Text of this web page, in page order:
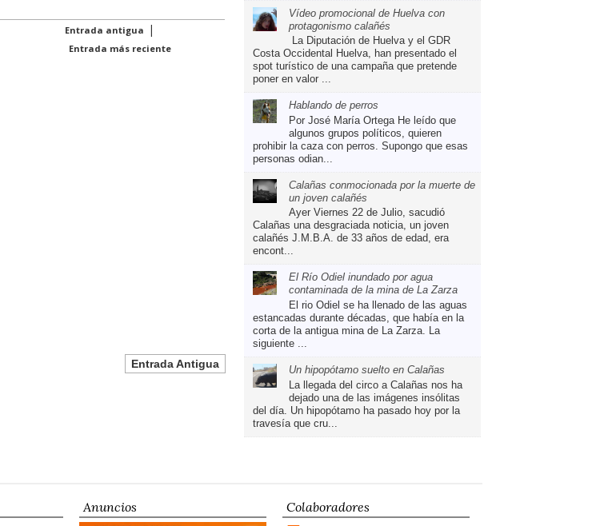
Entrada antigua |
Entrada más reciente
Entrada Antigua
Vídeo promocional de Huelva con
protagonismo calañés
La Diputación de Huelva y el GDR
Costa Occidental Huelva, han presentado el
spot turístico de una campaña que pretende
poner en valor ...
Hablando de perros
Por José María Ortega He leído que
algunos grupos políticos, quieren
prohibir la caza con perros. Supongo que esas
personas odian...
Calañas conmocionada por la muerte de
un joven calañés
Ayer Viernes 22 de Julio, sacudió
Calañas una desgraciada noticia, un joven
calañés J.M.B.A. de 33 años de edad, era
encont...
El Río Odiel inundado por agua
contaminada de la mina de La Zarza
El rio Odiel se ha llenado de las aguas
estancadas durante décadas, que había en la
corta de la antigua mina de La Zarza. La
siguiente ...
Un hipopótamo suelto en Calañas
La llegada del circo a Calañas nos ha
dejado una de las imágenes insólitas
del día. Un hipopótamo ha pasado hoy por la
travesía que cru...
Anuncios Colaboradores